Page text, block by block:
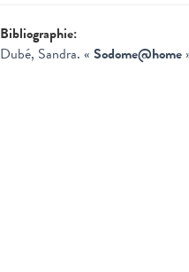
Bibliographie:
Dubé, Sandra.«Sodome@home